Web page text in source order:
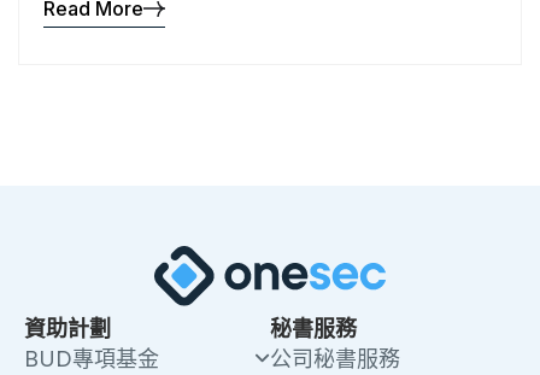
Read More
資助計劃
BUD專項基金
秘書服務
公司秘書服務